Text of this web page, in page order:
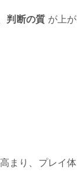
判断の質 が上が
まり、プレイ体